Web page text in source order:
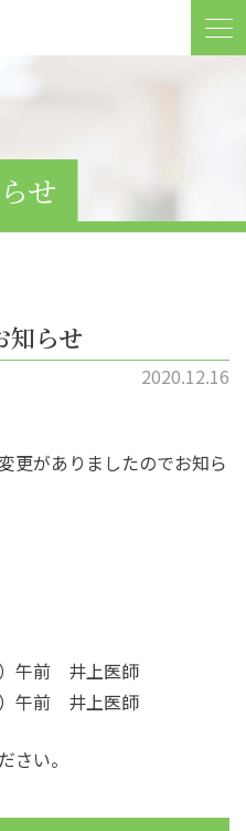
せ
知らせ
2020.12.16
更がありましたのでお知ら
）午前 井上医師
午前 井上医師
さい。